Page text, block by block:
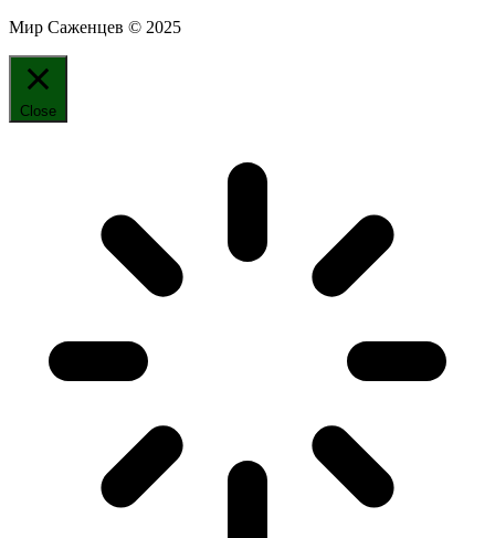
Мир Саженцев © 2025
Close